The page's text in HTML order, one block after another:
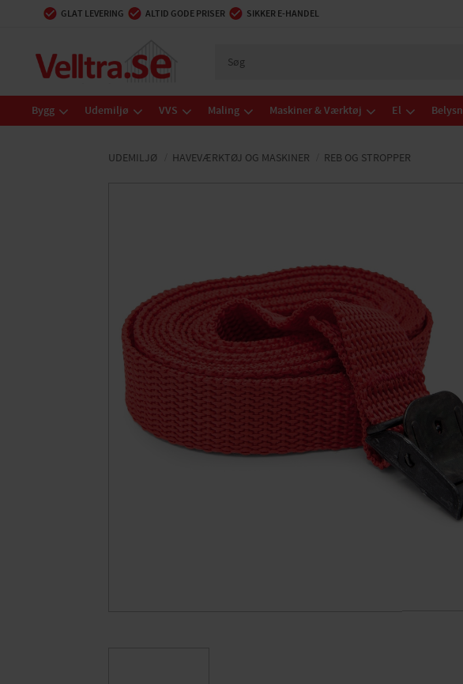
GLAT LEVERING ALTID GODE PRISER SIKKER E-HANDEL
Bygg Udemiljø VVS Maling Maskiner & Værktøj El
UDEMILJØ HAVEVÆRKTØJ OG MASKINER REB OG STROPPER